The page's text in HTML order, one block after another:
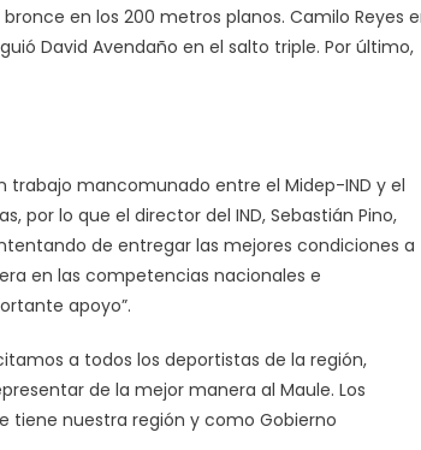
en los 200 metros planos. Camilo Reyes
David Avendaño en el salto triple. Por último,
trabajo mancomunado entre el Midep-IND y el
por lo que el director del IND, Sebastián Pino,
de entregar las mejores condiciones a
en las competencias nacionales e
apoyo”.
a todos los deportistas de la región,
de la mejor manera al Maule. Los
tiene nuestra región y como Gobierno